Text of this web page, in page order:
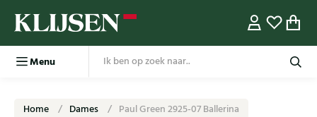
Menu
Home Dames Paul Green 2925-07 Ballerina